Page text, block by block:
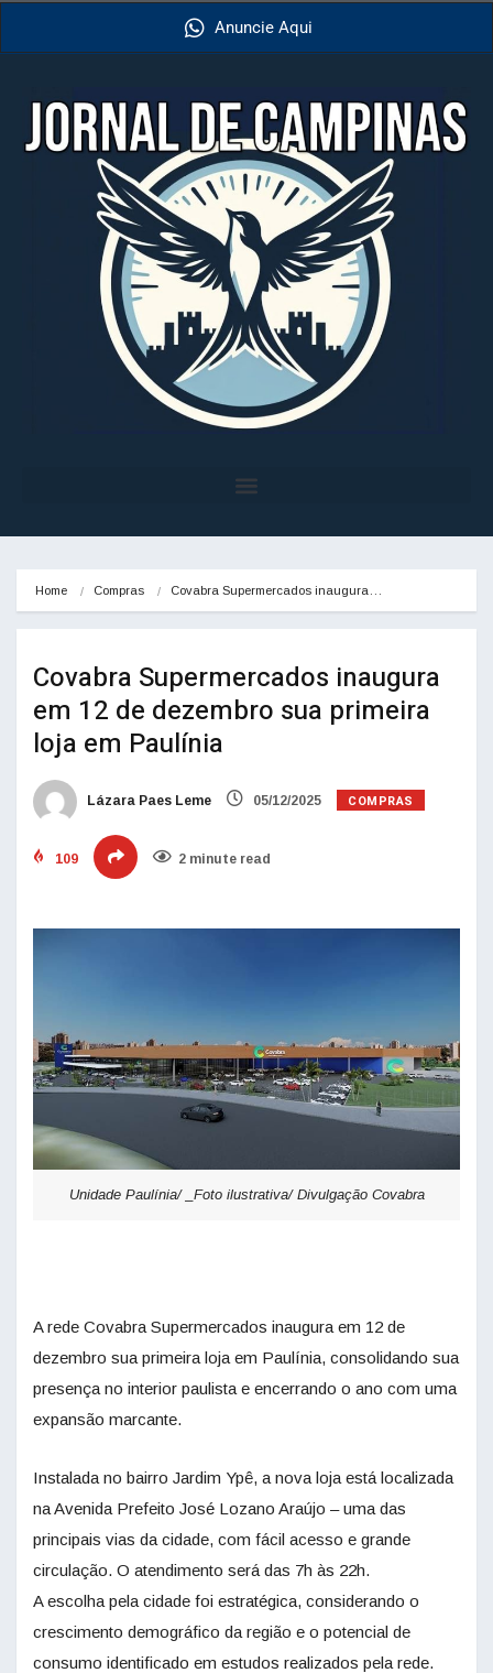
Anuncie Aqui
Home Compras Covabra Supermercados inaugura…
Covabra Supermercados inaugura
em 12 de dezembro sua primeira
loja em Paulínia
Lázara Paes Leme 05/12/2025 COMPRAS
109 2 minute read
Unidade Paulínia/ _Foto ilustrativa/ Divulgação Covabra
A rede Covabra Supermercados inaugura em 12 de
dezembro sua primeira loja em Paulínia, consolidando sua
presença no interior paulista e encerrando o ano com uma
expansão marcante.
Instalada no bairro Jardim Ypê, a nova loja está localizada
na Avenida Prefeito José Lozano Araújo – uma das
principais vias da cidade, com fácil acesso e grande
circulação. O atendimento será das 7h às 22h.
A escolha pela cidade foi estratégica, considerando o
crescimento demográfico da região e o potencial de
consumo identificado em estudos realizados pela rede.